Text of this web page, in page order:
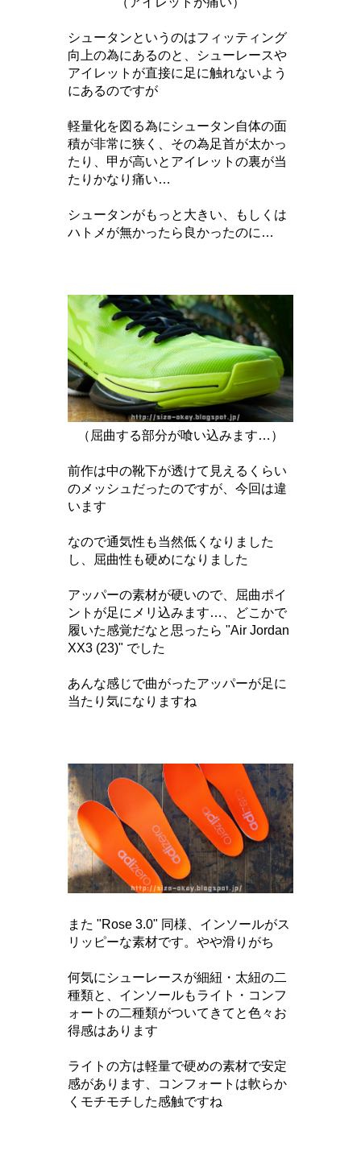
シュータンというのはフィッティング
向上の為にあるのと、シューレースや
アイレットが直接に足に触れないよう
にあるのですが
軽量化を図る為にシュータン自体の面
積が非常に狭く、その為足首が太かっ
たり、甲が高いとアイレットの裏が当
たりかなり痛い…
シュータンがもっと大きい、もしくは
ハトメが無かったら良かったのに…
（屈曲する部分が喰い込みます…）
前作は中の靴下が透けて見えるくらい
のメッシュだったのですが、今回は違
います
なので通気性も当然低くなりました
し、屈曲性も硬めになりました
アッパーの素材が硬いので、屈曲ポイ
ントが足にメリ込みます…、どこかで
履いた感覚だなと思ったら "Air Jordan
XX3 (23)" でした
あんな感じで曲がったアッパーが足に
当たり気になりますね
また "Rose 3.0" 同様、インソールがス
リッピーな素材です。 やや滑りがち
何気にシューレースが細紐・太紐の二
種類と、インソールもライト・コンフ
ォートの二種類がついてきてと色々お
得感はあります
ライトの方は軽量で硬めの素材で安定
感があります、コンフォートは軟らか
くモチモチした感触ですね